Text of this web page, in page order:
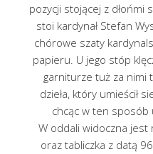
pozycji stojącej z dłońmi
stoi kardynał Stefan
chórowe szaty
papieru. U jego stóp
garniturze tuż za
dzieła, który umieścił
chcąc w ten sposób
W oddali widoczna
oraz tabliczka z datą